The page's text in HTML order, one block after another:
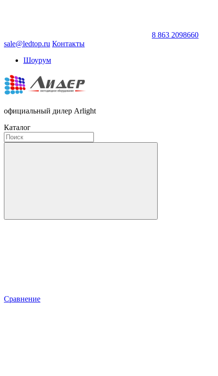
8 863 2098660
sale@ledtop.ru Контакты
Шоурум
официальный дилер Arlight
Каталог
Сравнение